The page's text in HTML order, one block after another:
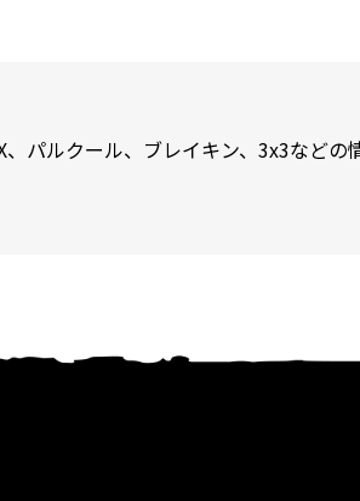
パルクール、ブレイキン、3x3などの